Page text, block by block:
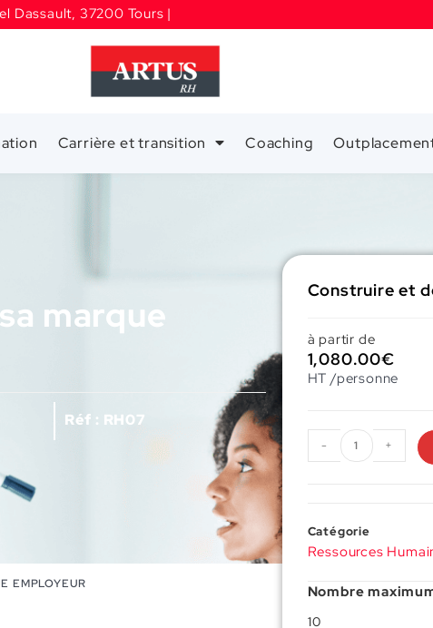
Dassault, 37200 Tours |
Carrière et transition Coaching
marque
Réf : RH07
EMPLOYEUR
Construire et
à partir de
1,080.00€
HT /personne
- +
Catégorie
Ressources
Nombre
10